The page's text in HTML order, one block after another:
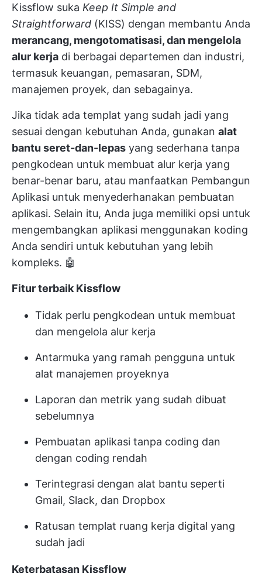
Kissflow suka Keep It Simple and
Straightforward (KISS) dengan membantu Anda
merancang, mengotomatisasi, dan mengelola
alur kerja di berbagai departemen dan industri,
termasuk keuangan, pemasaran, SDM,
manajemen proyek, dan sebagainya.
Jika tidak ada templat yang sudah jadi yang
sesuai dengan kebutuhan Anda, gunakan alat
bantu seret-dan-lepas yang sederhana tanpa
pengkodean untuk membuat alur kerja yang
benar-benar baru, atau manfaatkan Pembangun
Aplikasi untuk menyederhanakan pembuatan
aplikasi. Selain itu, Anda juga memiliki opsi untuk
mengembangkan aplikasi menggunakan koding
Anda sendiri untuk kebutuhan yang lebih
kompleks. 🤖
Fitur terbaik Kissflow
Tidak perlu pengkodean untuk membuat
dan mengelola alur kerja
Antarmuka yang ramah pengguna untuk
alat manajemen proyeknya
Laporan dan metrik yang sudah dibuat
sebelumnya
Pembuatan aplikasi tanpa coding dan
dengan coding rendah
Terintegrasi dengan alat bantu seperti
Gmail, Slack, dan Dropbox
Ratusan templat ruang kerja digital yang
sudah jadi
Keterbatasan Kissflow